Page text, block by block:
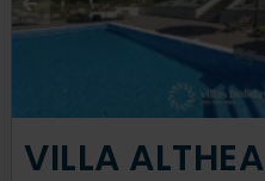
VILLA ALTHEA